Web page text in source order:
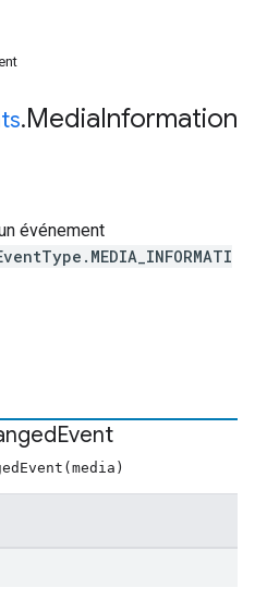
.MediaInformation
événement
Event